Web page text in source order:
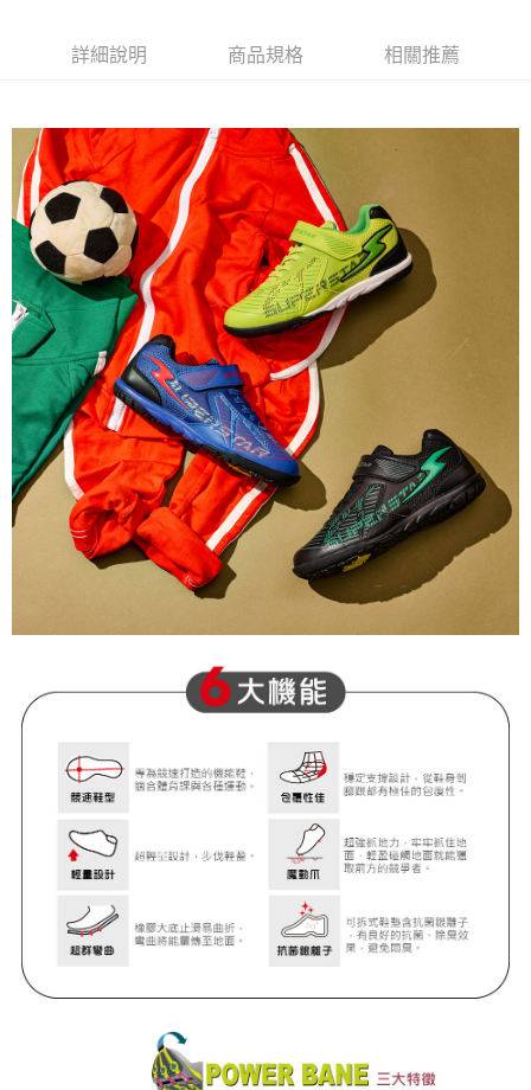
【關於「AFTEE先享後付」】
１．簡單：不需註冊會員、不需綁卡、不需儲值。
２．便利：只要手機號碼，簡訊認證，即可結帳。
３．安心：先確認商品／服務後，再付款。
【「AFTEE先享後付」結帳流程】
１．於結帳方式選擇「AFTEE先享後付」後，將跳轉至「AFTEE先享後付」
結帳頁面，進行簡訊認證並確認金額後，即可完成結帳。
２．訂單成立數日內，您將收到繳費通知簡訊。
３．收到繳費通知簡訊後14天內，點擊此簡訊中的連結，可透過四大超商／
ATM／網路銀行／等多元方式進行付款，方視為交易完成。
※ 請注意：結帳手續完成當下不需立刻繳費，但若您需要取消訂單，請聯絡
購買商品的店家。未經商家同意取消之訂單仍視為有效，需透過AFTEE先享
後付繳納相關費用。
※ 交易是否成功請以「AFTEE先享後付 」之結帳頁面顯示為準，若有關於
是否繳費成功／繳費後需取消欲退款等相關疑問，請聯繫「AFTEE先享後付
客戶支援中心」 https://netprotections.freshdesk.com/support/home
【注意事項】
１．透過由恩沛科技股份有限公司提供之「AFTEE先享後付」服務完成之交
易，需依本服務之必要範圍內提供個人資料，並將交易相關給付款項請求債
權轉讓予恩沛科技股份有限公司。
２．關於個人資料處理事宜，請瀏覽以下網址：
https://aftee.tw/terms/#terms3
「AFTEE先享後付」，若未經同意申辦者引起之損失，本公司不負相關責
４．使用「AFTEE先享後付」時，將依據個別帳號之用戶狀況，依本公司即
時審查核予不同之上限額度；若仍有額度不足之情形，本公司將視審查結果
５．嚴禁一人註冊多個帳號或使用他人資訊註冊。若發現惡意使用之情形，
恩沛科技股份有限公司將有權停止該用戶之使用額度並採取法律行動。
運送方式
全家取貨
每筆NT$80，滿NT$888(含以上)免運費
萊爾富取貨
每筆NT$80，滿NT$1,000(含以上)免運費
7-11取貨
每筆NT$80，滿NT$1,000(含以上)免運費
宅配
每筆NT$80，滿NT$1,000(含以上)免運費
詳細說明 商品規格 相關推薦